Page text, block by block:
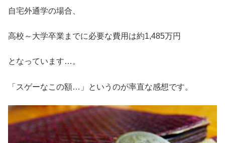
自宅外通学の場合、
高校～大学卒業までに必要な費用は約1,485万円
となっています…。
「スゲーなこの額…」というのが率直な感想です。